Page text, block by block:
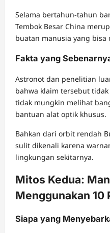
Selama bertahun-tahun
Tembok Besar China
buatan manusia yang
Fakta yang
Astronot dan penelitian
bahwa klaim tersebut
tidak mungkin melihat
bantuan alat optik khusus.
Bahkan dari orbit rendah
sulit dikenali karena
lingkungan sekitarnya.
Mitos Kedua:
Menggunakan 10
Siapa yang